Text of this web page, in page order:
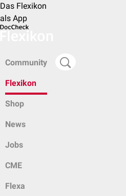
Das Flexikon
als App
Community
Flexikon
Shop
News
Jobs
CME
Flexa